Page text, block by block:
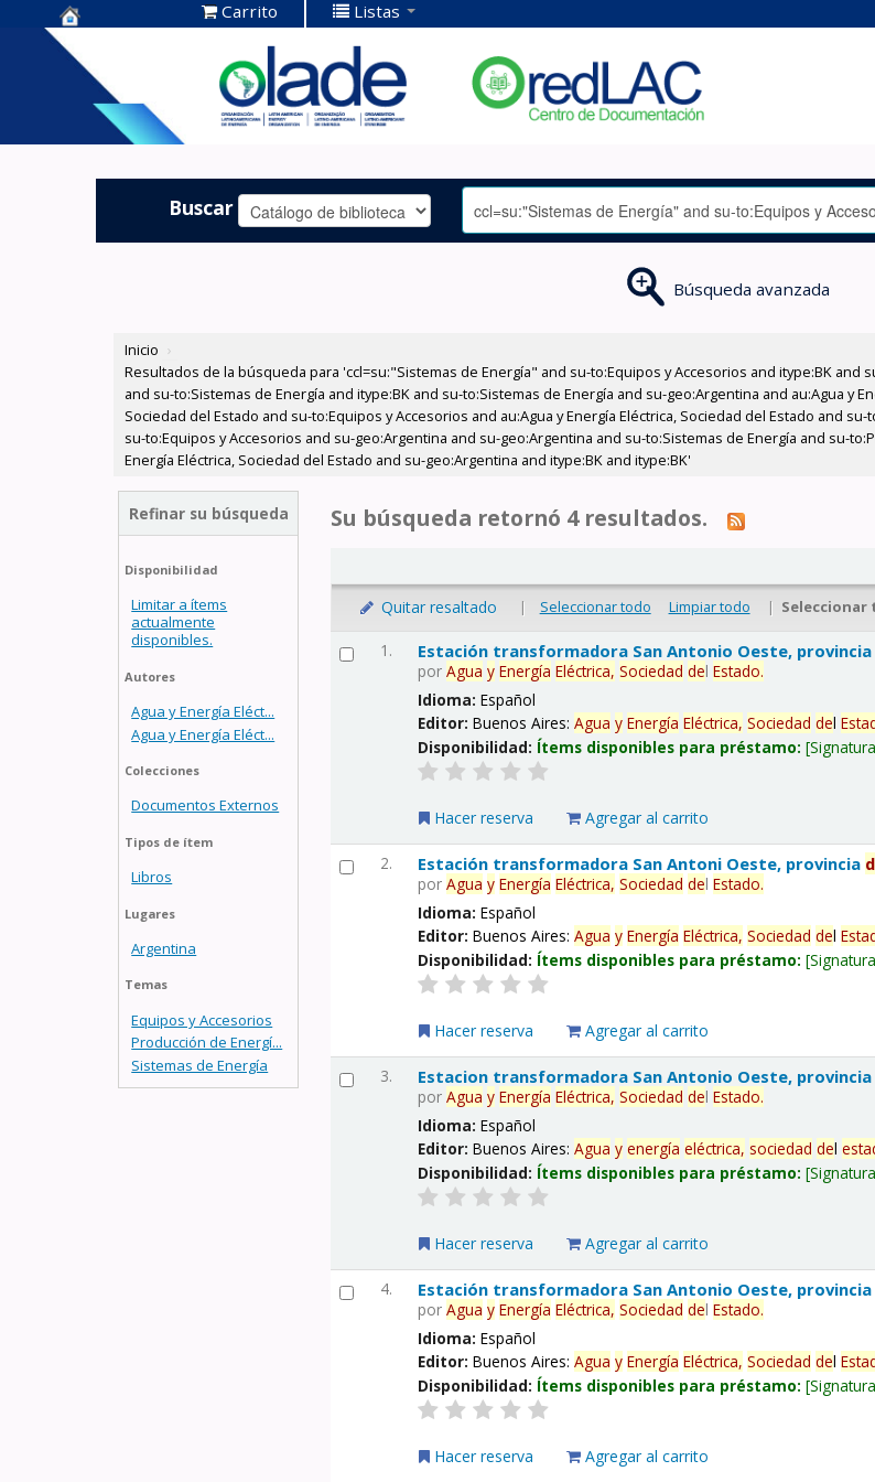
Centro de
Documentación
OLADE -
Carrito Listas
Buscar
Búsqueda avanzada
Inicio ›
Resultados de la búsqueda para 'ccl=su:"Sistemas de Energía" and su-to:Equipos y Accesorios and itype:BK and
and su-to:Sistemas de Energía and itype:BK and su-to:Sistemas de Energía and su-geo:Argentina and au:Agua y
Sociedad del Estado and su-to:Equipos y Accesorios and au:Agua y Energía Eléctrica, Sociedad del Estado and
su-to:Equipos y Accesorios and su-geo:Argentina and su-geo:Argentina and su-to:Sistemas de Energía and su-
Energía Eléctrica, Sociedad del Estado and su-geo:Argentina and itype:BK and itype:BK'
Refinar su búsqueda
Disponibilidad
Limitar a ítems
actualmente
disponibles.
Autores
Agua y Energía Eléct...
Agua y Energía Eléct...
Colecciones
Documentos Externos
Tipos de ítem
Libros
Lugares
Argentina
Temas
Equipos y Accesorios
Producción de Energí...
Sistemas de Energía
Su búsqueda retornó 4 resultados.
Quitar resaltado | Seleccionar todo Limpiar todo |
1. Estación transformadora San Antonio Oeste, provincia
porAgua y Energía Eléctrica, Sociedad delEstado.
Idioma:Español
Editor:Buenos Aires:Agua y Energía Eléctrica, Sociedad del
Disponibilidad: Ítems disponibles para préstamo:
Hacer reserva Agregar al carrito
2. Estación transformadora San Antoni Oeste, provincia
porAgua y Energía Eléctrica, Sociedad delEstado.
Idioma:Español
Editor:Buenos Aires:Agua y Energía Eléctrica, Sociedad del
Disponibilidad: Ítems disponibles para préstamo:
Hacer reserva Agregar al carrito
3. Estacion transformadora San Antonio Oeste, provincia
porAgua y Energía Eléctrica, Sociedad delEstado.
Idioma:Español
Editor:Buenos Aires:Agua y energía eléctrica, sociedad del
Disponibilidad: Ítems disponibles para préstamo:
Hacer reserva Agregar al carrito
4. Estación transformadora San Antonio Oeste, provincia
porAgua y Energía Eléctrica, Sociedad delEstado.
Idioma:Español
Editor:Buenos Aires:Agua y Energía Eléctrica, Sociedad del
Disponibilidad: Ítems disponibles para préstamo:
Hacer reserva Agregar al carrito